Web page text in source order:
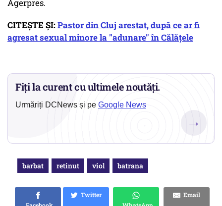
Agerpres.
CITEȘTE ȘI:Pastor din Cluj arestat, după ce ar fi
agresat sexual minore la "adunare" în Călățele
Fiți la curent cu ultimele noutăți.
Urmăriți DCNews și pe Google News
→
barbat retinut viol batrana
Twitter
Email